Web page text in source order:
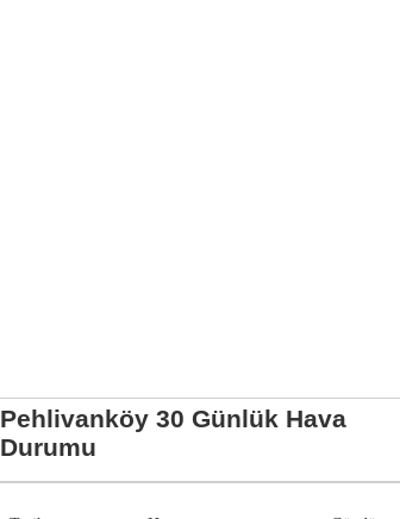
Pehlivanköy 30 Günlük Hava
Durumu